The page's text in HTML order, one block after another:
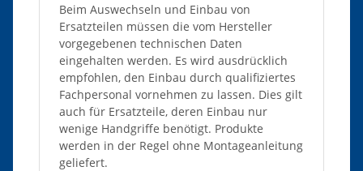
Beim Auswechseln und Einbau von
Ersatzteilen müssen die vom Hersteller
vorgegebenen technischen Daten
eingehalten werden. Es wird ausdrücklich
empfohlen, den Einbau durch qualifiziertes
Fachpersonal vornehmen zu lassen. Dies gilt
auch für Ersatzteile, deren Einbau nur
wenige Handgriffe benötigt. Produkte
werden in der Regel ohne Montageanleitung
geliefert.